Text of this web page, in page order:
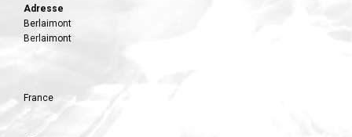
Adresse
Berlaimont
Berlaimont
France